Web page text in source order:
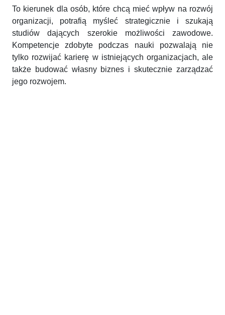
To kierunek dla osób, które chcą mieć wpływ na rozwój
organizacji, potrafią myśleć strategicznie i szukają
studiów dających szerokie możliwości zawodowe.
Kompetencje zdobyte podczas nauki pozwalają nie
tylko rozwijać karierę w istniejących organizacjach, ale
także budować własny biznes i skutecznie zarządzać
jego rozwojem.